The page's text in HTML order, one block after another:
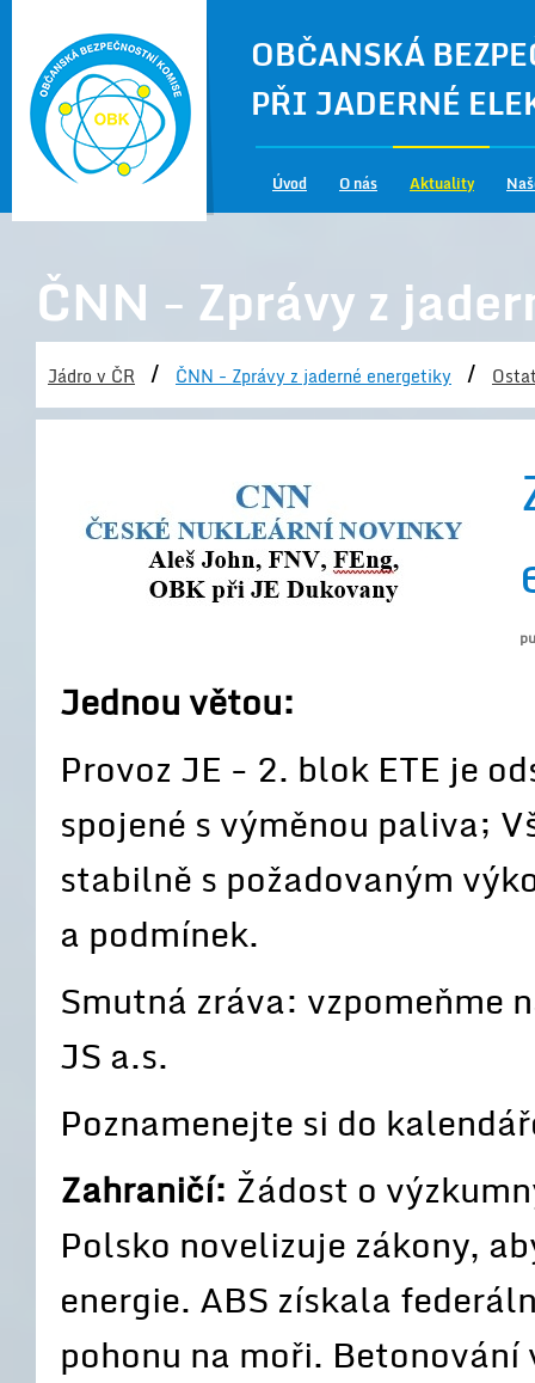
OBČANSKÁ
PŘI JADERNÉ
Úvod O nás Aktuality
ČNN - Zprávy z
Jádro v ČR / ČNN - Zprávy z jaderné energetiky /
Jednou větou:
Provoz JE - 2. blok ETE je
spojené s výměnou paliva;
stabilně s požadovaným
a podmínek.
Smutná zráva: vzpomeňme
JS a.s.
Poznamenejte si do
Zahraničí: Žádost o
Polsko novelizuje zákony,
energie. ABS získala
pohonu na moři.